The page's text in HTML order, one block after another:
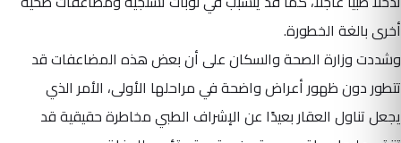
أخرى بالغة الخطورة.
وشددت وزارة الصحة والسكان على أن بعض هذه المضاعفات قد
تتطور دون ظهور أعراض واضحة في مراحلها الأولى، الأمر الذي
يجعل تناول العقار بعيدًا عن الإشراف الطبي مخاطرة حقيقية قد